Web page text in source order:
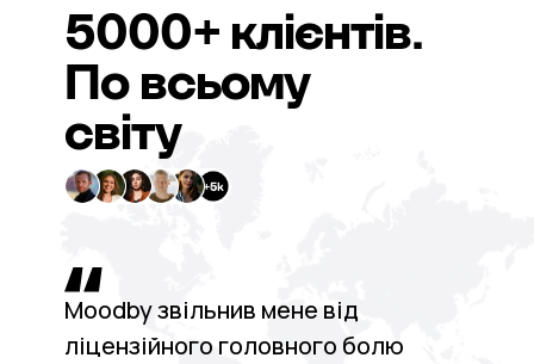
Moodby звільнив мене від
ліцензійного головного болю
5000+ клієнтів.
По всьому
світу